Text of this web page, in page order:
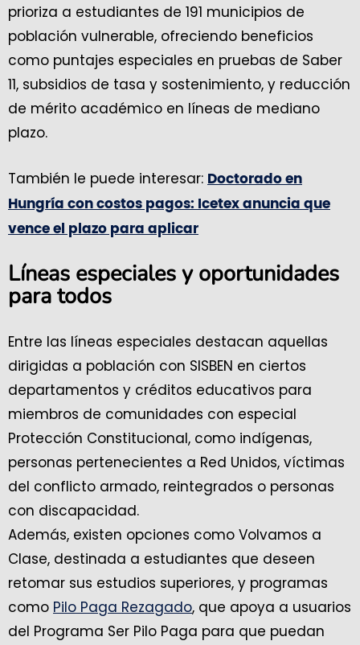
prioriza a estudiantes de 191 municipios de
población vulnerable, ofreciendo beneficios
como puntajes especiales en pruebas de Saber
11, subsidios de tasa y sostenimiento, y reducción
de mérito académico en líneas de mediano
plazo.
También le puede interesar: Doctorado en
Hungría con costos pagos: Icetex anuncia que
vence el plazo para aplicar
Líneas especiales y oportunidades
para todos
Entre las líneas especiales destacan aquellas
dirigidas a población con SISBEN en ciertos
departamentos y créditos educativos para
miembros de comunidades con especial
Protección Constitucional, como indígenas,
personas pertenecientes a Red Unidos, víctimas
del conflicto armado, reintegrados o personas
con discapacidad.
Además, existen opciones como Volvamos a
Clase, destinada a estudiantes que deseen
retomar sus estudios superiores, y programas
como Pilo Paga Rezagado, que apoya a usuarios
del Programa Ser Pilo Paga para que puedan